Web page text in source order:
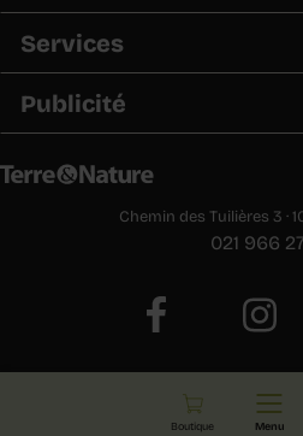
Services
Publicité
Chemin des Tuilières 3 ·
021 966
E-paper
Boutique Menu